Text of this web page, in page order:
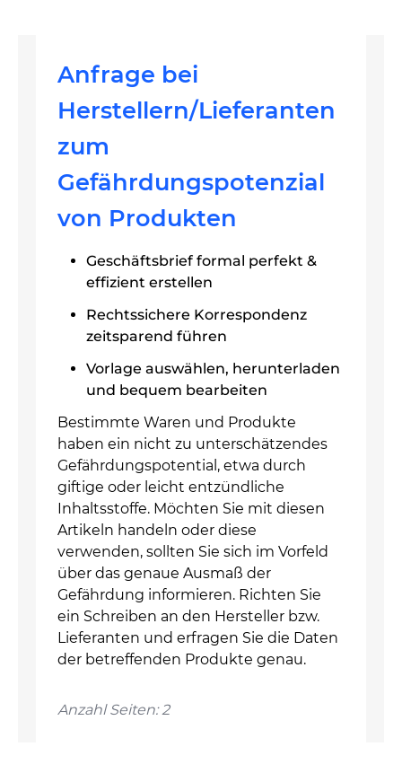
Anfrage bei
Herstellern/Lieferanten
zum
Gefährdungspotenzial
von Produkten
Geschäftsbrief formal perfekt &
effizient erstellen
Rechtssichere Korrespondenz
zeitsparend führen
Vorlage auswählen, herunterladen
und bequem bearbeiten
Bestimmte Waren und Produkte
haben ein nicht zu unterschätzendes
Gefährdungspotential, etwa durch
giftige oder leicht entzündliche
Inhaltsstoffe. Möchten Sie mit diesen
Artikeln handeln oder diese
verwenden, sollten Sie sich im Vorfeld
über das genaue Ausmaß der
Gefährdung informieren. Richten Sie
ein Schreiben an den Hersteller bzw.
Lieferanten und erfragen Sie die Daten
der betreffenden Produkte genau.
Anzahl Seiten: 2